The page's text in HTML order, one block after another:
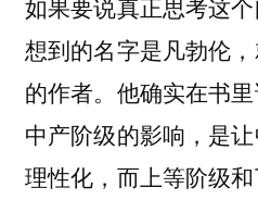
想到的名字是凡勃伦
的作者。他确实在书
中产阶级的影响，是
理性化，而上等阶级